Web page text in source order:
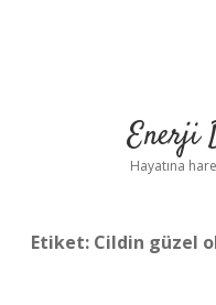
Enerji
Hayatına
Etiket: Cildin güzel